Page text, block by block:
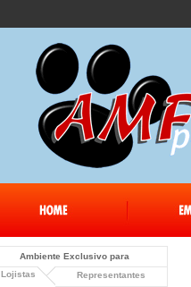
Ambiente Exclusivo para
Lojistas
Representantes